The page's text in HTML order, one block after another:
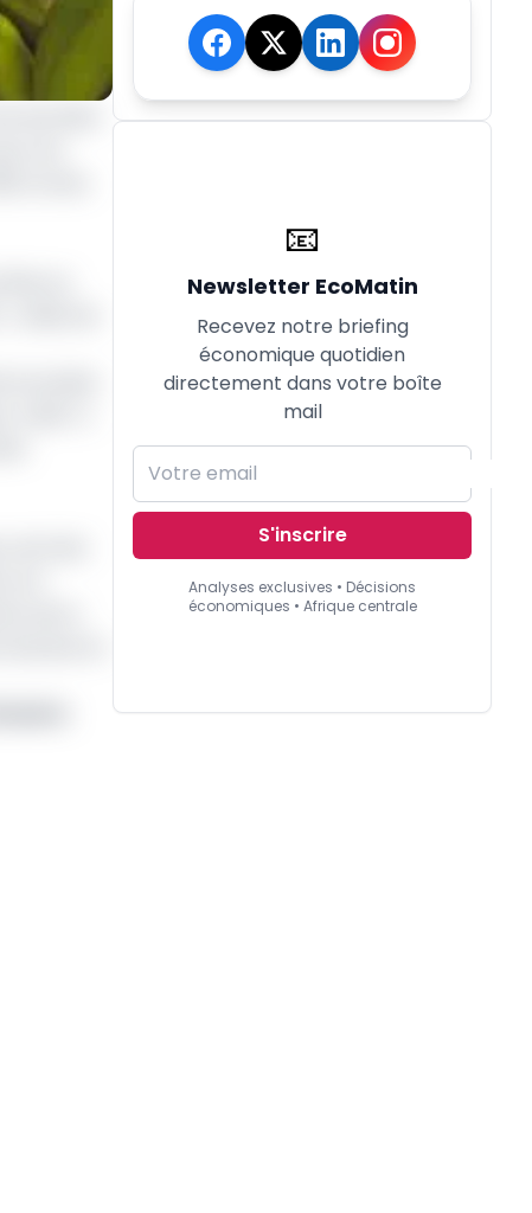
📧
Newsletter EcoMatin
Recevez notre briefing
économique quotidien
directement dans votre boîte
mail
S'inscrire
Analyses exclusives • Décisions
économiques • Afrique centrale